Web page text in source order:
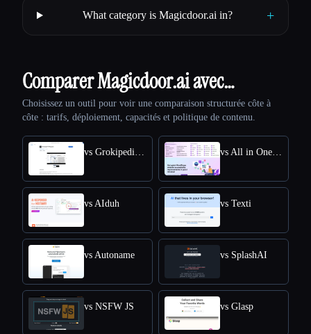
What category is Magicdoor.ai in? +
Comparer Magicdoor.ai avec…
Choisissez un outil pour voir une comparaison structurée côte à
côte : tarifs, déploiement, capacités et politique de contenu.
vs Grokipedia VS Wikipedia vs All in One Accessibility
vs AIduh vs Texti
vs Autoname vs SplashAI
vs NSFW JS vs Glasp